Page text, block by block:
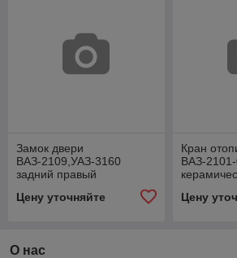
Замок двери
ВАЗ-2109,УАЗ-3160
задний правый
Цену уточняйте
Кран
ВАЗ-
Цену
О нас